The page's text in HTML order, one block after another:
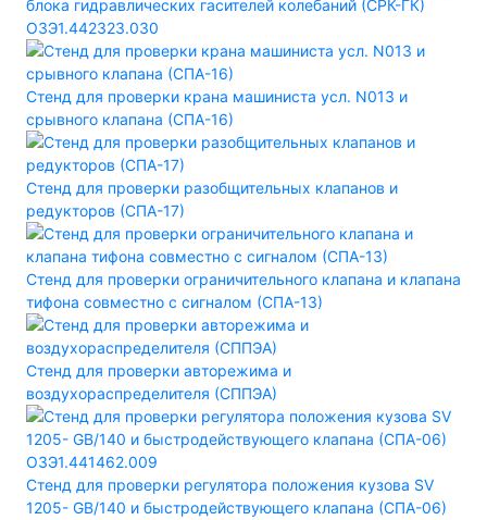
блока гидравлических гасителей колебаний (СРК-ГК)
ОЗЭ1.442323.030
Стенд для проверки крана машиниста усл. N013 и
срывного клапана (СПА-16)
Стенд для проверки разобщительных клапанов и
редукторов (СПА-17)
Стенд для проверки ограничительного клапана и клапана
тифона совместно с сигналом (СПА-13)
Стенд для проверки авторежима и
воздухораспределителя (СППЭА)
Стенд для проверки регулятора положения кузова SV
1205- GB/140 и быстродействующего клапана (СПА-06)